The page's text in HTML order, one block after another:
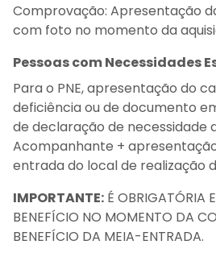
Comprovação: Apresentação
com foto no momento da
Pessoas com Necessidades
Para o PNE, apresentação do
deficiência ou de documento
de declaração de necessidade
Acompanhante +
entrada do local de realização
IMPORTANTE: É OBRIGATÓRIA
BENEFÍCIO NO MOMENTO DA
BENEFÍCIO DA MEIA-ENTRADA.